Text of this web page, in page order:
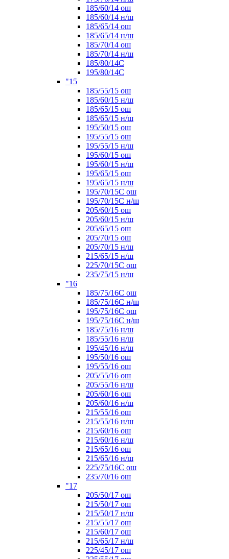
185/60/14 ош
185/60/14 н/ш
185/65/14 ош
185/65/14 н/ш
185/70/14 ош
185/70/14 н/ш
185/80/14С
195/80/14C
"15
185/55/15 ош
185/60/15 н/ш
185/65/15 ош
185/65/15 н/ш
195/50/15 ош
195/55/15 ош
195/55/15 н/ш
195/60/15 ош
195/60/15 н/ш
195/65/15 ош
195/65/15 н/ш
195/70/15С ош
195/70/15С н/ш
205/60/15 ош
205/60/15 н/ш
205/65/15 ош
205/70/15 ош
205/70/15 н/ш
215/65/15 н/ш
225/70/15С ош
235/75/15 н/ш
"16
185/75/16С ош
185/75/16С н/ш
195/75/16С ош
195/75/16С н/ш
185/75/16 н/ш
185/55/16 н/ш
195/45/16 н/ш
195/50/16 ош
195/55/16 ош
205/55/16 ош
205/55/16 н/ш
205/60/16 ош
205/60/16 н/ш
215/55/16 ош
215/55/16 н/ш
215/60/16 ош
215/60/16 н/ш
215/65/16 ош
215/65/16 н/ш
225/75/16C ош
235/70/16 ош
"17
205/50/17 ош
215/50/17 ош
215/50/17 н/ш
215/55/17 ош
215/60/17 ош
215/65/17 н/ш
225/45/17 ош